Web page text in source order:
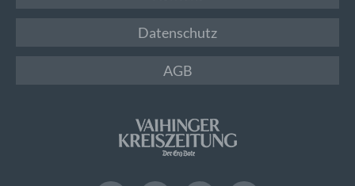
Datenschutz
AGB